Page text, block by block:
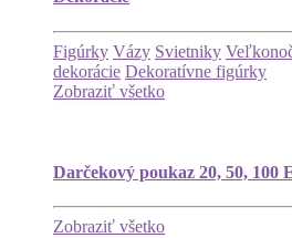
Figúrky Vázy Svietniky
dekorácie Dekoratívne figúrky
Zobraziť všetko
Darčekový poukaz 20, 50, 100
Zobraziť všetko